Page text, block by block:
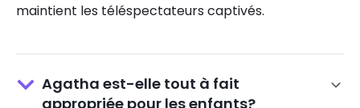
maintient les téléspectateurs captivés.
Agatha est-elle tout à fait
appropriée pour les enfants?